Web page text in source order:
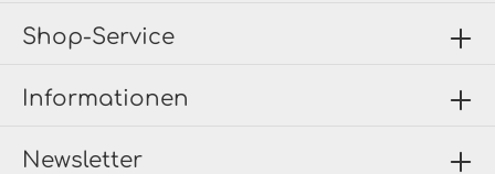
Newsletter
Shop-Service
Informationen